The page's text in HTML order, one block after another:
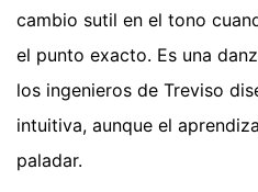
cambio sutil en el tono
el punto exacto. Es una
los ingenieros de Treviso
intuitiva, aunque el
paladar.